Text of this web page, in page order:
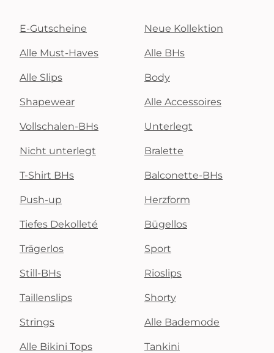
E-Gutscheine Neue Kollektion
Alle Must-Haves Alle BHs
Alle Slips Body
Shapewear Alle Accessoires
Vollschalen-BHs Unterlegt
Nicht unterlegt Bralette
T-Shirt BHs Balconette-BHs
Push-up Herzform
Tiefes Dekolleté Bügellos
Trägerlos Sport
Still-BHs Rioslips
Taillenslips Shorty
Strings Alle Bademode
Alle Bikini Tops Tankini